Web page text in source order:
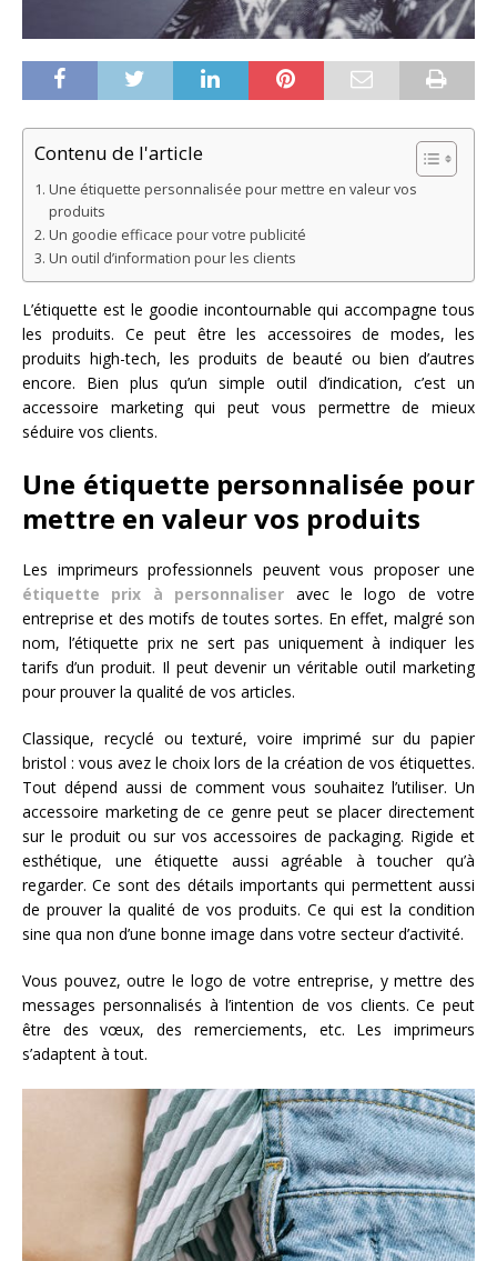
Contenu de l'article
Une étiquette personnalisée pour mettre en valeur vos
produits
Un goodie efficace pour votre publicité
Un outil d’information pour les clients
L’étiquette est le goodie incontournable qui accompagne tous
les produits. Ce peut être les accessoires de modes, les
produits high-tech, les produits de beauté ou bien d’autres
encore. Bien plus qu’un simple outil d’indication, c’est un
accessoire marketing qui peut vous permettre de mieux
séduire vos clients.
Une étiquette personnalisée pour
mettre en valeur vos produits
Les imprimeurs professionnels peuvent vous proposer une
étiquette prix à personnaliser avec le logo de votre
entreprise et des motifs de toutes sortes. En effet, malgré son
nom, l’étiquette prix ne sert pas uniquement à indiquer les
tarifs d’un produit. Il peut devenir un véritable outil marketing
pour prouver la qualité de vos articles.
Classique, recyclé ou texturé, voire imprimé sur du papier
bristol : vous avez le choix lors de la création de vos étiquettes.
Tout dépend aussi de comment vous souhaitez l’utiliser. Un
accessoire marketing de ce genre peut se placer directement
sur le produit ou sur vos accessoires de packaging. Rigide et
esthétique, une étiquette aussi agréable à toucher qu’à
regarder. Ce sont des détails importants qui permettent aussi
de prouver la qualité de vos produits. Ce qui est la condition
sine qua non d’une bonne image dans votre secteur d’activité.
Vous pouvez, outre le logo de votre entreprise, y mettre des
messages personnalisés à l’intention de vos clients. Ce peut
être des vœux, des remerciements, etc. Les imprimeurs
s’adaptent à tout.